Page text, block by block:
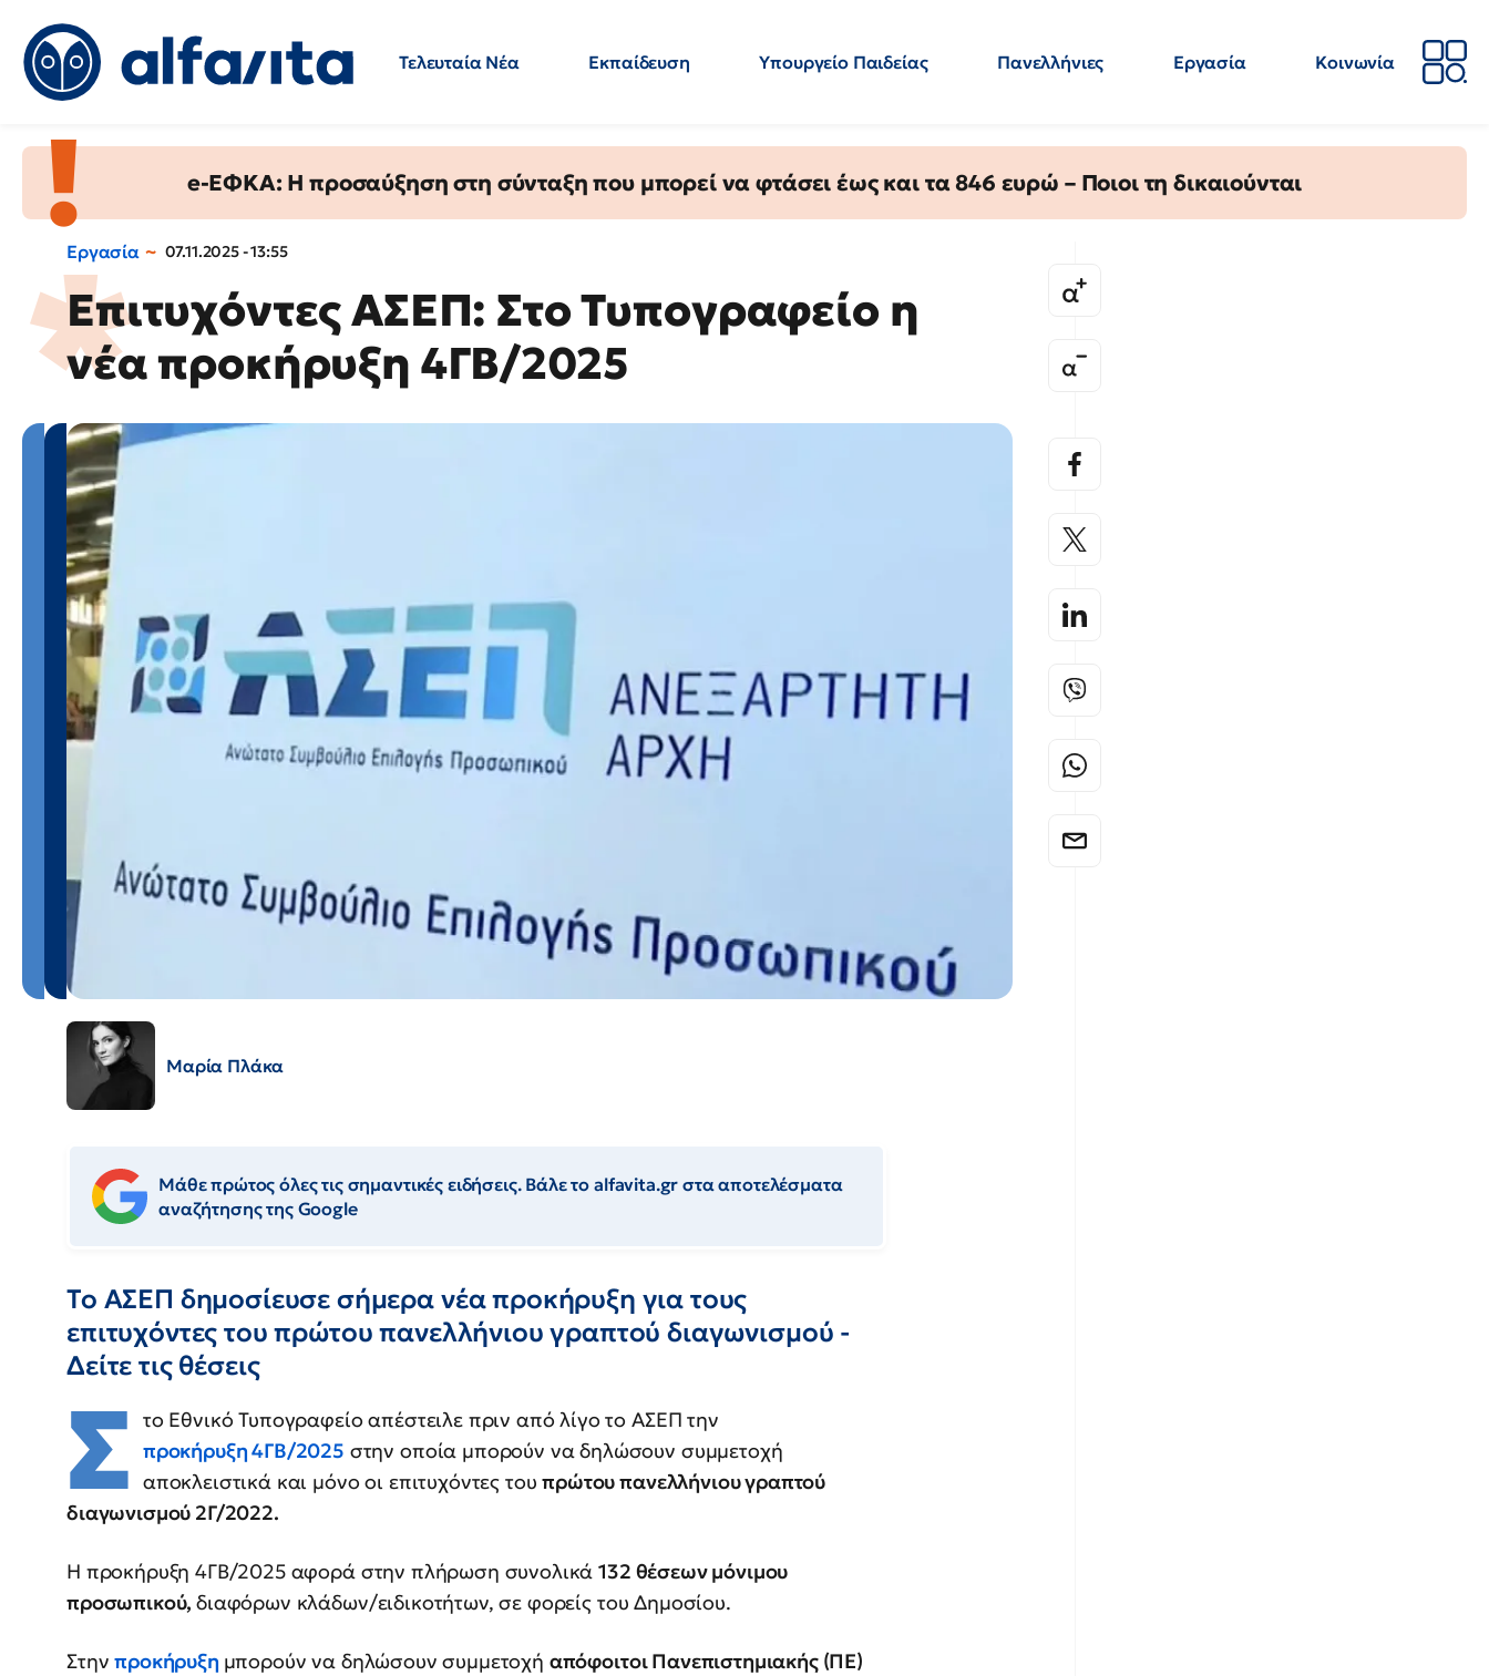
Τελευταία Νέα Εκπαίδευση Υπουργείο Παιδείας Πανελλήνιες Εργασία
Κοινωνία
e-ΕΦΚΑ: Η προσαύξηση στη σύνταξη που μπορεί να φτάσει έως και τα 846 ευρώ – Ποιοι τη δικαιούνται
Εργασία 07.11.2025 - 13:55
Επιτυχόντες ΑΣΕΠ: Στο Τυπογραφείο η
νέα προκήρυξη 4ΓΒ/2025
Μαρία Πλάκα
Μάθε πρώτος όλες τις σημαντικές ειδήσεις. Βάλε το alfavita.gr στα αποτελέσματα
αναζήτησης της Google
Το ΑΣΕΠ δημοσίευσε σήμερα νέα προκήρυξη για τους
επιτυχόντες του πρώτου πανελλήνιου γραπτού διαγωνισμού -
Δείτε τις θέσεις
Σ το Εθνικό Τυπογραφείο απέστειλε πριν από λίγο το ΑΣΕΠ την
προκήρυξη 4ΓΒ/2025 στην οποία μπορούν να δηλώσουν συμμετοχή
αποκλειστικά και μόνο οι επιτυχόντες τουπρώτου πανελλήνιου γραπτού
διαγωνισμού 2Γ/2022.
Η προκήρυξη 4ΓΒ/2025 αφορά στην πλήρωση συνολικά132 θέσεων μόνιμου
προσωπικού,διαφόρων κλάδων/ειδικοτήτων, σε φορείς του Δημοσίου.
Στηνπροκήρυξη μπορούν να δηλώσουν συμμετοχή απόφοιτοι Πανεπιστημιακής (ΠΕ)